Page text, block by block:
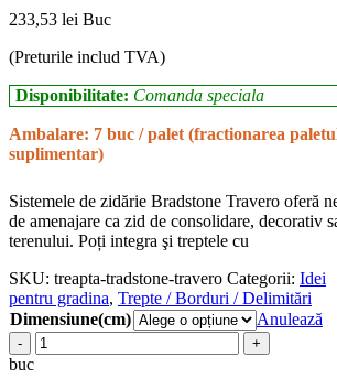
233,53 lei Buc
(Preturile includ TVA)
Disponibilitate: Comanda speciala
Ambalare: 7 buc / palet (fractionarea
suplimentar)
Sistemele de zidărie Bradstone Travero oferă
de amenajare ca zid de consolidare, decorativ
terenului. Poți integra şi treptele cu
SKU: treapta-tradstone-travero Categorii: Idei
pentru gradina, Trepte / Borduri / Delimitări
Dimensiune(cm)
Anulează
buc